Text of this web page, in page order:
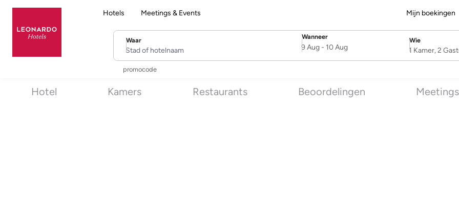
Hotels Meetings & Events Mijn boekingen
Waar
Stad of hotelnaam
Wanneer
SelectDate
9 Aug- 10 Aug
Wie
Username
1 Kamer, 2
promocode
Hotel Kamers Restaurants Beoordelingen